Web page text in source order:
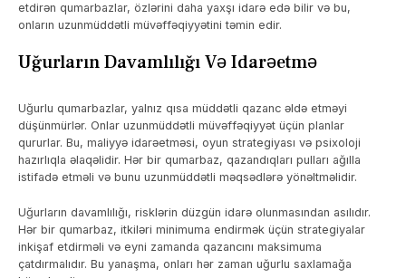
etdirən qumarbazlar, özlərini daha yaxşı idarə edə bilir və bu,
onların uzunmüddətli müvəffəqiyyətini təmin edir.
Uğurların Davamlılığı Və Idarəetmə
Uğurlu qumarbazlar, yalnız qısa müddətli qazanc əldə etməyi
düşünmürlər. Onlar uzunmüddətli müvəffəqiyyət üçün planlar
qururlar. Bu, maliyyə idarəetməsi, oyun strategiyası və psixoloji
hazırlıqla əlaqəlidir. Hər bir qumarbaz, qazandıqları pulları ağılla
istifadə etməli və bunu uzunmüddətli məqsədlərə yönəltməlidir.
Uğurların davamlılığı, risklərin düzgün idarə olunmasından asılıdır.
Hər bir qumarbaz, itkiləri minimuma endirmək üçün strategiyalar
inkişaf etdirməli və eyni zamanda qazancını maksimuma
çatdırmalıdır. Bu yanaşma, onları hər zaman uğurlu saxlamağa